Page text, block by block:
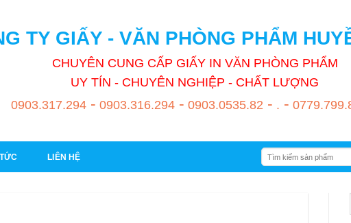
TY GIẤY - VĂN PHÒNG PHẨM
CHUYÊN CUNG CẤP GIẤY IN VĂN PHÒNG PHẨM
UY TÍN - CHUYÊN NGHIỆP - CHẤT LƯỢNG
0903.317.294 - 0903.316.294 - 0903.0535.82 - . -
LIÊN HỆ
Tìm
kiếm: